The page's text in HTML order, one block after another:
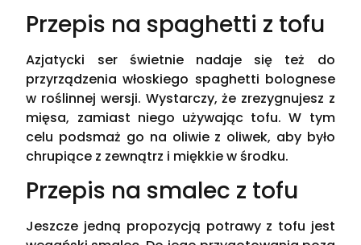
Przepis na spaghetti z tofu
Azjatycki ser świetnie nadaje się też do
przyrządzenia włoskiego spaghetti bolognese
w roślinnej wersji. Wystarczy, że zrezygnujesz z
mięsa, zamiast niego używając tofu. W tym
celu podsmaż go na oliwie z oliwek, aby było
chrupiące z zewnątrz i miękkie w środku.
Przepis na smalec z tofu
Jeszcze jedną propozycją potrawy z tofu jest